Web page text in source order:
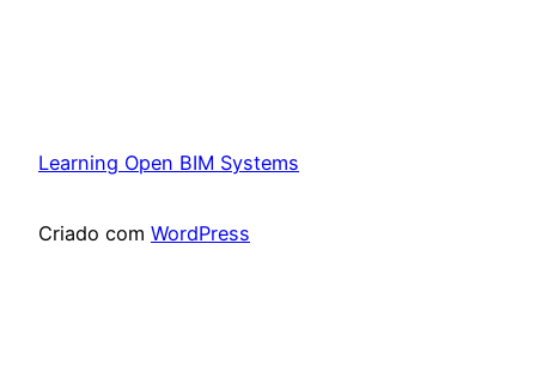
Learning Open BIM Systems
Criado com WordPress